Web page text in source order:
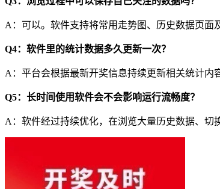
A：可以。软件支持将常用走势图、历史数据页面
Q4：软件里的统计数据多久更新一次？
A：平台会根据最新开奖信息持续更新相关统计内
Q5：长时间使用软件会不会影响运行流畅度？
A：软件经过持续优化，在浏览大量历史数据、切